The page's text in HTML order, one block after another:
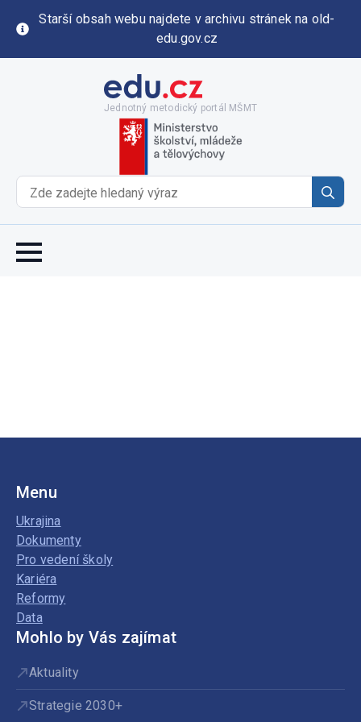
Starší obsah webu najdete v archivu stránek na old-
edu.gov.cz
Jednotný metodický portál MŠMT
for:
Menu
Ukrajina
Dokumenty
Pro vedení školy
Kariéra
Reformy
Data
Mohlo by Vás zajímat
Aktuality
Strategie 2030+